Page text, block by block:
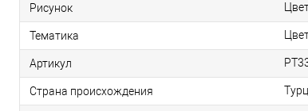
Рисунок
Тематика
Артикул
Страна происхождения